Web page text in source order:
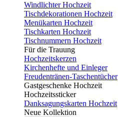
Windlichter Hochzeit
Tischdekorationen Hochzeit
Menükarten Hochzeit
Tischkarten Hochzeit
Tischnummern Hochzeit
Für die Trauung
Hochzeitskerzen
Kirchenhefte und Einleger
Freudentränen-Taschentücher
Gastgeschenke Hochzeit
Hochzeitssticker
Danksagungskarten Hochzeit
Neue Kollektion